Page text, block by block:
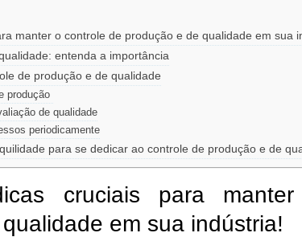
manter o controle de produção e de qualidade em sua
entenda a importância
de produção e de qualidade
produção
de qualidade
periodicamente
para se dedicar ao controle de produção e de
cruciais para
em sua indústria!